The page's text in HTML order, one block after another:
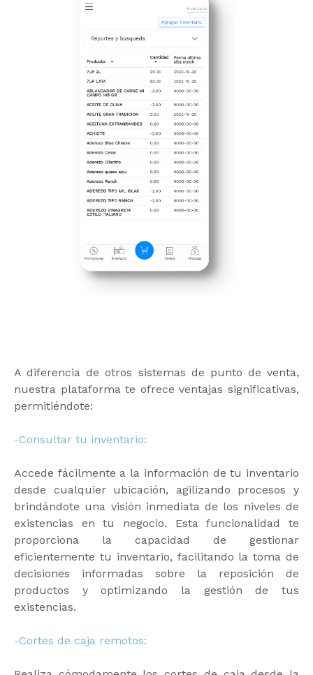
A diferencia de otros sistemas de punto de venta,
nuestra plataforma te ofrece ventajas significativas,
permitiéndote:
-Consultar tu inventario:
Accede fácilmente a la información de tu inventario
desde cualquier ubicación, agilizando procesos y
brindándote una visión inmediata de los niveles de
existencias en tu negocio. Esta funcionalidad te
proporciona la capacidad de gestionar
eficientemente tu inventario, facilitando la toma de
decisiones informadas sobre la reposición de
productos y optimizando la gestión de tus
existencias.
-Cortes de caja remotos: